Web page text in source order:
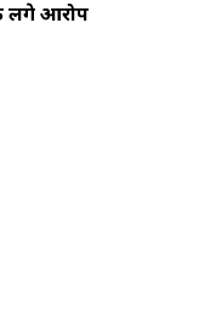
लगे आरोप